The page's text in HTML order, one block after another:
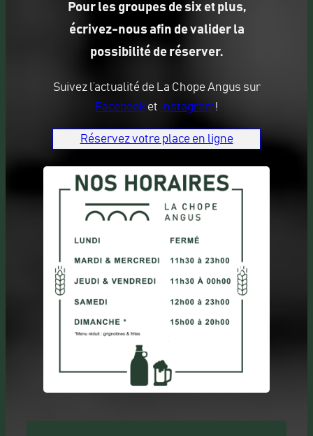
Pour les groupes de six et plus,
écrivez-nous afin de valider la
possibilité de réserver.
Suivez l’actualité de La Chope Angus sur
Facebook et Instagram!
Réservez votre place en ligne